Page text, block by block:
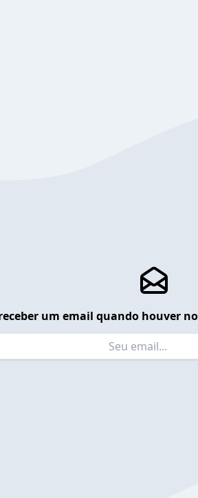
um email quando houver